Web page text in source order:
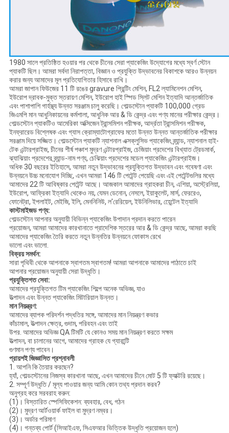
1980 সালে প্রতিষ্ঠিত হওয়ার পর থেকে চীনের সেরা প্যাকেজিং উদ্যোগের মধ্যে স্বর্ণ স্টোন
প্যাকটি ছিল। আমরা সর্বদা নিরাপত্তা, বিজ্ঞান ও প্রযুক্তি উদ্ভাবনের বিকাশকে আরও উন্নয়ন
করার জন্য আমাদের মূল প্রতিযোগিতার হিসাবে রাখি।
আমরা জাপান ফিউজের 11 টি রঙের gravure প্রিন্টিং মেশিন, FL2 ল্যামিনেশন মেশিন,
ইউরোপ দ্রাবক-মুক্ত স্তরায়ণ মেশিন, ইউরোপ হাই স্পিড স্লিট মেশিন ইত্যাদি আন্তর্জাতিক
এবং পাশাপাশি গার্হস্থ্য উন্নত সরঞ্জাম চালু করেছি। গোল্ডস্টোন প্যাকটি 100,000 গ্রেড
জিএমপি মান আধুনিকায়নের কর্মশালা, আধুনিক আর & ডি কেন্দ্র এবং পণ্য মানের পরীক্ষার কেন্দ্র।
গোল্ডস্টোন প্যাকটিও আমেরিকা অক্সিজেন ট্রান্সমিশন পরীক্ষক, আর্দ্রতা ট্রান্সমিশন পরীক্ষক,
ইনফ্রারেড বিশ্লেষক এবং গ্যাস ক্রোম্যাটোগ্রাফের মতো উন্নত উন্নত আন্তর্জাতিক পরীক্ষার
সরঞ্জাম দিয়ে সজ্জিত। গোল্ডস্টোন প্যাকটি ন্যাশনাল এক্সক্লুসিভ প্যাকেজিং ব্র্যান্ড, ন্যাশনাল হাই-
টেক এন্টারপ্রাইজ, চীনের শীর্ষ পঞ্চাশ মুদ্রণ এন্টারপ্রাইজ, চেজিয়াং প্রদেশের বিখ্যাত ট্রেডমার্ক,
ঝ্যাঝিয়াং প্রদেশের ব্র্যান্ড-নাম পণ্য, চেঝিয়াং প্রদেশের মডেল প্যাকেজিং এন্টারপ্রাইজ।
অধিক 30 বছরের ইতিহাসে, আমরা নতুন উদ্ভাবনের প্রযুক্তিগত উদ্ভাবন এবং গবেষণা এবং
উন্নয়নে উচ্চ মনোযোগ দিচ্ছি, এখন আমরা 146 টি পেটেন্ট পেয়েছি এবং এই পেটেন্টগুলির মধ্যে
আমাদের 22 টি আবিষ্কার পেটেন্ট আছে। আজকাল আমাদের গ্রাহকরা চীন, এশিয়া, অস্ট্রেলিয়া,
ইউরোপ, আফ্রিকা ইত্যাদি থেকেও নয়, যেমন ডেনোন, নেসলে, ইয়াকুলেট, মার্স, ফেররেও,
ফোনেট্রা, ইপলাইট, মেইজি, ইলি, মেননিনিউ, ল'রেরিয়েল, ইউনিলিভার, হেেন্টেল ইত্যাদি
কাস্টমাইজড পণ্য:
গোল্ডস্টোন আপনার অনুযায়ী বিভিন্ন প্যাকেজিং উপাদান প্রদান করতে পারেন
প্রয়োজন, আমরা আমাদের কারখানাতে প্রাদেশিক স্তরের আর & ডি কেন্দ্র আছে, আমরা করছি
আমাদের প্যাকেজিং তৈরি করতে নতুন উন্নতির উন্নয়নে ফোকাস রেখে
ভালো এবং ভালো.
বিক্রয় সমর্থন:
সারা পৃথিবী থেকে আপনাকে স্বাগতম স্বাগতম! আমরা আপনাকে আমাদের পাঠাতে চাই
আপনার প্রয়োজন অনুযায়ী সেরা উদ্ধৃতি।
প্রযুক্তিগত সেবা:
আমাদের প্রযুক্তিগত টিম প্যাকেজিং শিল্পে অনেক অভিজ্ঞ, যাও
উত্পাদন এবং উন্নত প্যাকেজিং মিটারিয়াল উন্নত।
মান নিয়ন্ত্রণ:
আমাদের ব্যাপক পরিদর্শন পদ্ধতির সঙ্গে, আমাদের মান নিয়ন্ত্রণ কভার
কাঁচামাল, উত্পাদন ক্ষেত্র, গুদাম, পরিবহন এবং তাই
উপর. আমাদের অভিজ্ঞ QA টিমটি যে কোনও সময় মান নিয়ন্ত্রণ করতে সক্ষম
উত্পাদন, বা চালানের আগে, আমাদের গ্রাহক যে গ্যারান্টি
গুণমান পণ্য পাবেন।
প্রায়শই জিজ্ঞাসিত প্রশ্নাবলী
1. আপনি কি তৈয়ার করছেন?
হ্যাঁ, গোল্ডস্টোনের নিজস্ব কারখানা আছে, এখন আমাদের চীনে মোট 5 টি ফ্যাক্টরি রয়েছে।
2. সম্পূর্ণ উদ্ধৃতি / মূল্য পাওয়ার জন্য আমি কোন তথ্য প্রদান করব?
অনুগ্রহ করে সরবরাহ করুন:
(1)। বিস্তারিত স্পেসিফিকেশন: ব্যবহার, বেধ, গঠন
(2)। মুদ্রণ আর্টওয়ার্ক ফাইল বা মুদ্রণ নম্বর।
(3)। অর্ডার পরিমাণ
(4)। গন্তব্য পোর্ট (সিআইএফ, সিএফআর ভিত্তিক উদ্ধৃতি প্রয়োজন হলে)